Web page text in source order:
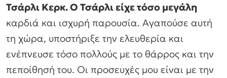
Τσάρλι Κερκ. Ο Τσάρλι είχε τόσο μεγάλη
καρδιά και ισχυρή παρουσία. Αγαπούσε αυτή
τη χώρα, υποστήριξε την ελευθερία και
ενέπνευσε τόσο πολλούς με το θάρρος και την
πεποίθησή του. Οι προσευχές μου είναι με την